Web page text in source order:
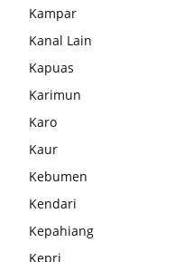
Kampar
Kanal Lain
Kapuas
Karimun
Karo
Kaur
Kebumen
Kendari
Kepahiang
Kepri